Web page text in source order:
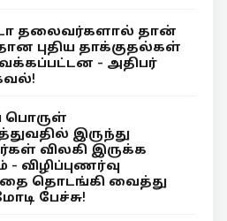
தலைவர்களால் தான்
புதிய தாக்குதல்கள்
- அதிபர்
இருந்து
விலகி இருக்க
விழிப்புணர்வு
தொடங்கி வைத்து
பேச்சு!